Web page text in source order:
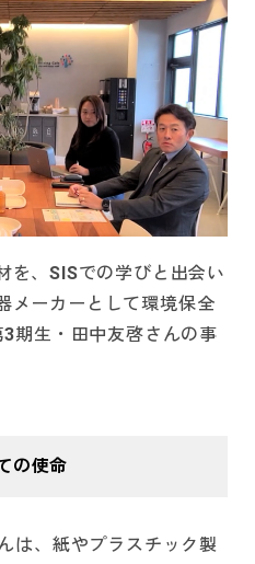
を、SISでの学びと出会い
メーカーとして環境保全
期生・田中友啓さんの事
の使命
は、紙やプラスチック製